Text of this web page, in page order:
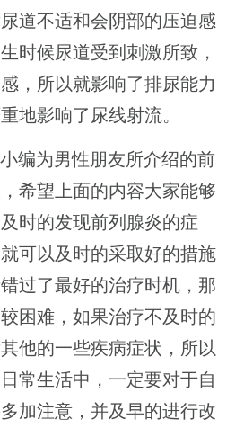
道不适和会阴部的压迫感
时候尿道受到刺激所致，
，所以就影响了排尿能力
地影响了尿线射流。
编为男性朋友所介绍的前
希望上面的内容大家能够
时的发现前列腺炎的症
可以及时的采取好的措施
过了最好的治疗时机，那
困难，如果治疗不及时的
他的一些疾病症状，所以
常生活中，一定要对于自
加注意，并及早的进行改